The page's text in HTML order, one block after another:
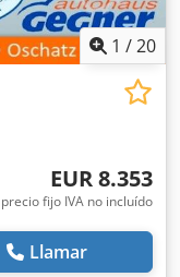
1 /20
EUR 8.353
precio fijo IVA no incluído
Llamar